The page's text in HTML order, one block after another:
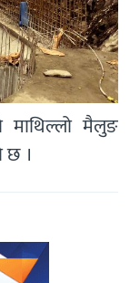
माथिल्लो मैलुङ
छ ।